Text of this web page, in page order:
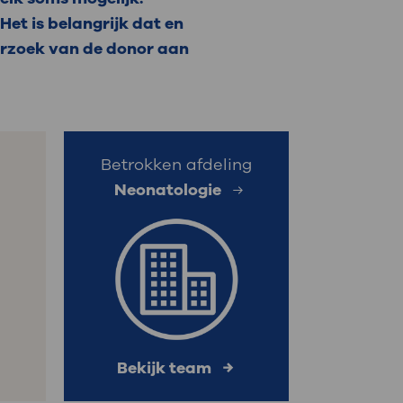
: naar uw dossier
is belangrijk dat en
van de donor aan
Betrokken afdeling
Neonatologie
Bekijk team